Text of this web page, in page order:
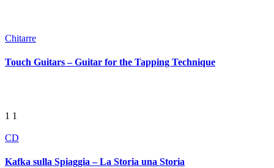
Chitarre
Touch Guitars – Guitar for the Tapping Technique
1 1
CD
Kafka sulla Spiaggia – La Storia una Storia